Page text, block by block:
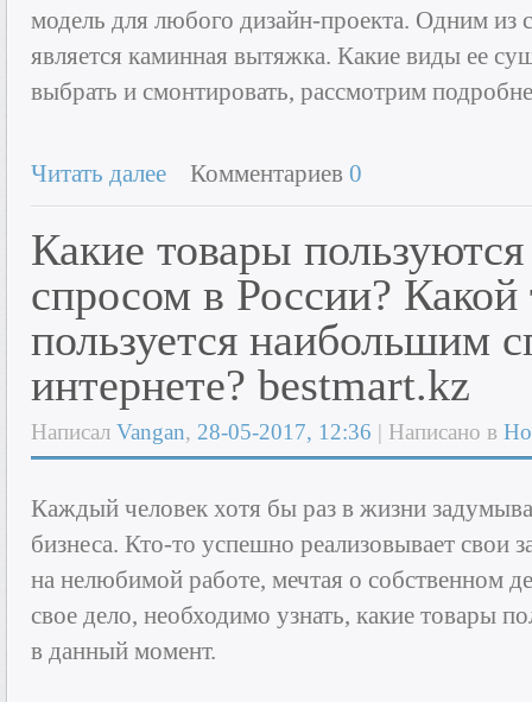
модель для любого дизайн-проекта. Одним из
является каминная вытяжка. Какие виды ее
выбрать и смонтировать, рассмотрим
Читать далее Комментариев 0
Какие товары
спросом в России? Какой
пользуется наибольшим
интернете? bestmart.kz
Написал Vangan, 28-05-2017, 12:36 | Написано в
Каждый человек хотя бы раз в жизни
бизнеса. Кто-то успешно реализовывает свои
на нелюбимой работе, мечтая о собственном
свое дело, необходимо узнать, какие товары
в данный момент.